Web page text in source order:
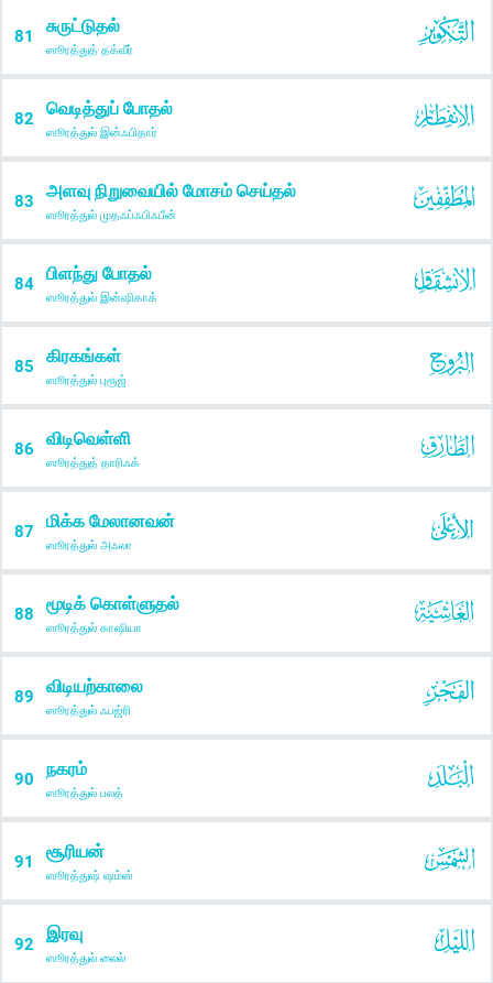
81 சுருட்டுதல்
ஸூரத்துத் தக்வீர்
82 வெடித்துப் போதல்
ஸூரத்துல் இன்ஃபிதார்
83 அளவு நிறுவையில் மோசம் செய்தல்
ஸூரத்துல் முதஃப்ஃபிஃபீன்
84 பிளந்து போதல்
ஸூரத்துல் இன்ஷிகாக்
85 கிரகங்கள்
ஸூரத்துல் புரூஜ்
86 விடிவெள்ளி
ஸூரத்துத் தாரிஃக்
87 மிக்க மேலானவன்
ஸூரத்துல் அஃலா
88 மூடிக் கொள்ளுதல்
ஸூரத்துல் காஷியா
89 விடியற்காலை
ஸூரத்துல் ஃபஜ்ரி
90 நகரம்
ஸூரத்துல் பலத்
91 சூரியன்
ஸூரத்துஷ் ஷம்ஸ்
92 இரவு
ஸூரத்துல் லைல்